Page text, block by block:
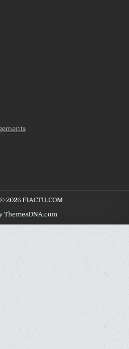
2026 F1ACTU.COM
ThemesDNA.com